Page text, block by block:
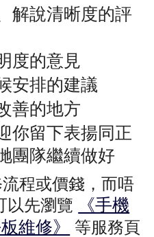
解說清晰度的評
度的意見
安排的建議
善的地方
你留下表揚同正
團隊繼續做好
程或價錢，而唔
以先瀏覽
《手機
維修》
等服務頁